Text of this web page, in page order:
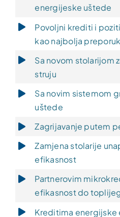
energijeske uštede
Povoljni krediti i
kao najbolja
Sa novom stolarijom
struju
Sa novim sistemom
uštede
Zagrijavanje putem
Zamjena stolarije
efikasnost
Partnerovim
efikasnost do
Kreditima